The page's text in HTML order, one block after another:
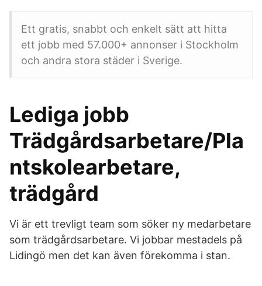
Ett gratis, snabbt och enkelt sätt att hitta
ett jobb med 57.000+ annonser i Stockholm
och andra stora städer i Sverige.
Lediga jobb
Trädgårdsarbetare/Pla
ntskolearbetare,
trädgård
Vi är ett trevligt team som söker ny medarbetare
som trädgårdsarbetare. Vi jobbar mestadels på
Lidingö men det kan även förekomma i stan.